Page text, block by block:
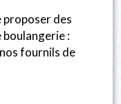
proposer des
:
fournils de